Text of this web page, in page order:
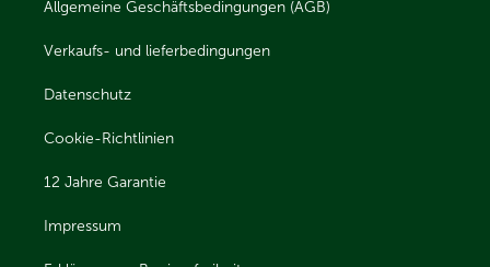
Allgemeine Geschäftsbedingungen (AGB)
Verkaufs- und lieferbedingungen
Datenschutz
Cookie-Richtlinien
12 Jahre Garantie
Impressum